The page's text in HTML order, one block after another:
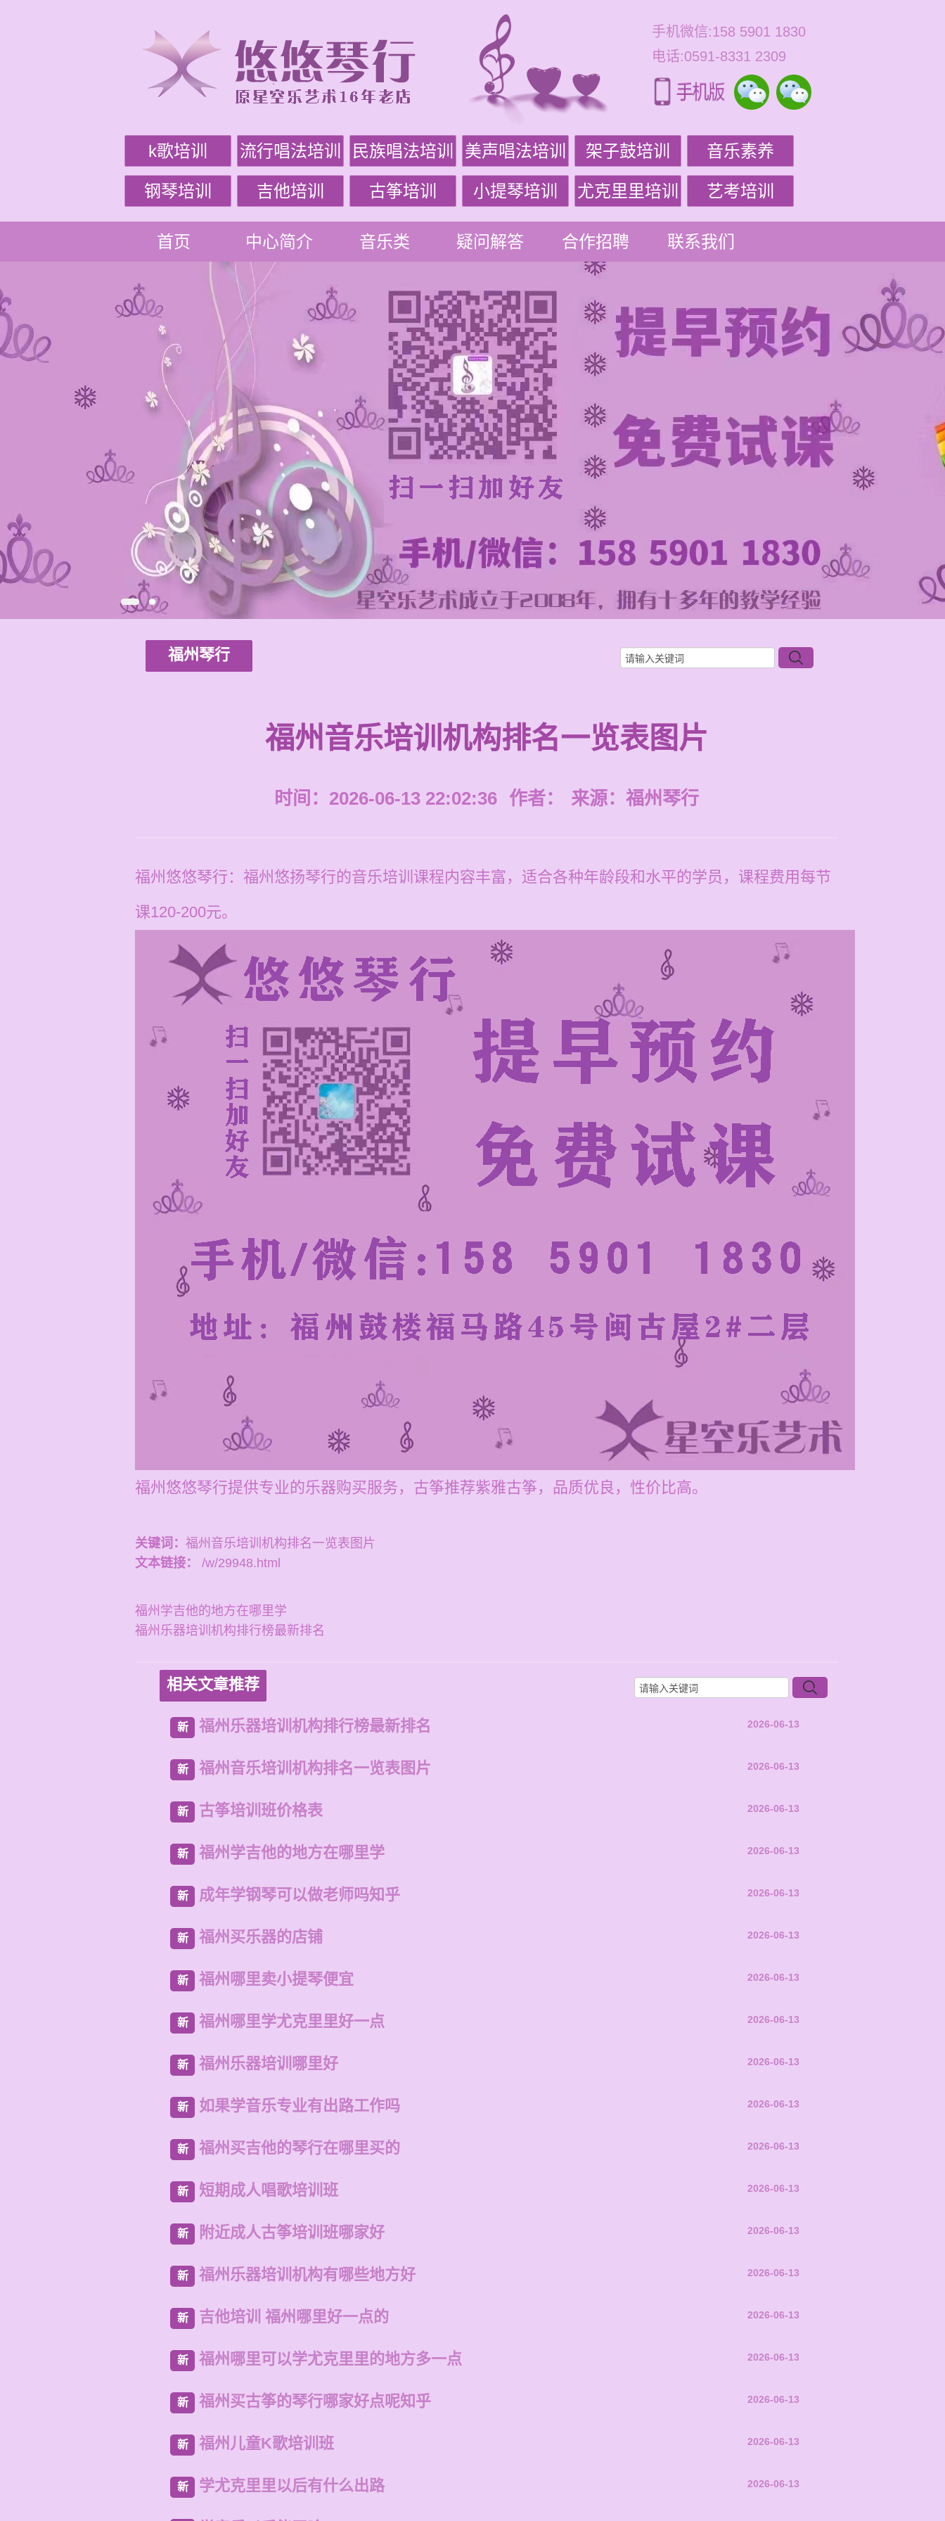
手机微信:158 5901 1830
电话:0591-8331 2309
k歌培训 流行唱法培训 民族唱法培训 美声唱法培训 架子鼓培训 音乐素养
钢琴培训 吉他培训 古筝培训 小提琴培训 尤克里里培训 艺考培训
首页 中心简介 音乐类 疑问解答 合作招聘 联系我们
福州琴行
福州音乐培训机构排名一览表图片
时间：2026-06-13 22:02:36 作者： 来源： 福州琴行
福州悠悠琴行：福州悠扬琴行的音乐培训课程内容丰富，适合各种年龄段和水平的学员，课程费用每节
课120-200元。
福州悠悠琴行提供专业的乐器购买服务，古筝推荐紫雅古筝，品质优良，性价比高。
关键词： 福州音乐培训机构排名一览表图片
文本链接：
/w/29948.html
福州学吉他的地方在哪里学
福州乐器培训机构排行榜最新排名
相关文章推荐
新 福州乐器培训机构排行榜最新排名 2026-06-13
新 福州音乐培训机构排名一览表图片 2026-06-13
新 古筝培训班价格表 2026-06-13
新 福州学吉他的地方在哪里学 2026-06-13
新 成年学钢琴可以做老师吗知乎 2026-06-13
新 福州买乐器的店铺 2026-06-13
新 福州哪里卖小提琴便宜 2026-06-13
新 福州哪里学尤克里里好一点 2026-06-13
新 福州乐器培训哪里好 2026-06-13
新 如果学音乐专业有出路工作吗 2026-06-13
新 福州买吉他的琴行在哪里买的 2026-06-13
新 短期成人唱歌培训班 2026-06-13
新 附近成人古筝培训班哪家好 2026-06-13
新 福州乐器培训机构有哪些地方好 2026-06-13
新 吉他培训 福州哪里好一点的 2026-06-13
新 福州哪里可以学尤克里里的地方多一点 2026-06-13
新 福州买古筝的琴行哪家好点呢知乎 2026-06-13
新 福州儿童K歌培训班 2026-06-13
新 学尤克里里以后有什么出路 2026-06-13